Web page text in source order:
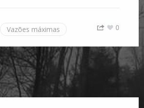
Vazões máximas 0